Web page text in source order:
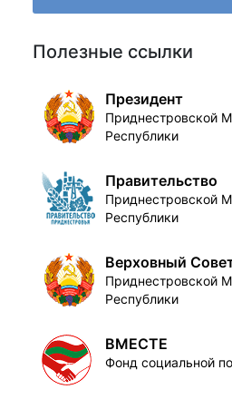
Полезные ссылки
Президент
Приднестровской
Республики
Правительство
Приднестровской
Республики
Верховный
Приднестровской
Республики
ВМЕСТЕ
Фонд социальной